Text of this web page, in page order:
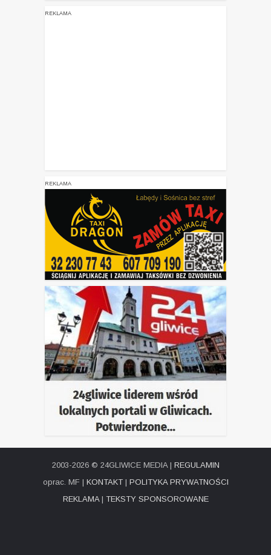
REKLAMA
REKLAMA
2003-2026 © 24GLIWICE MEDIA | REGULAMIN
oprac. MF | KONTAKT| POLITYKA PRYWATNOŚCI
REKLAMA| TEKSTY SPONSOROWANE